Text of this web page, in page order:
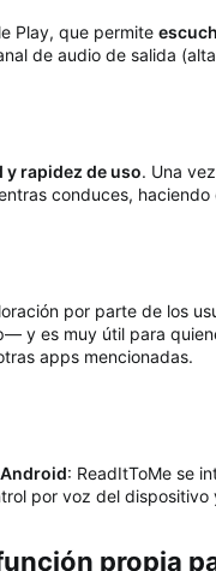
Play, que permite
de audio de salida
rapidez de uso. Una
conduces,
por parte de los
y es muy útil para
apps mencionadas.
: ReadItToMe se
por voz del dispositivo
propia